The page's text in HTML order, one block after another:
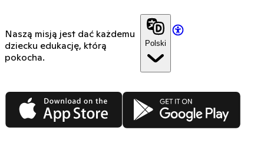
Naszą misją jest dać każdemu
dziecku edukację, którą
pokocha.
Polski
App Store Google Play